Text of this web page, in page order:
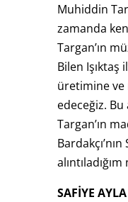
Muhiddin
zamanda
Targan’ın
Bilen Işıktaş
üretimine ve
edeceğiz.
Targan’ın
SAFİYE